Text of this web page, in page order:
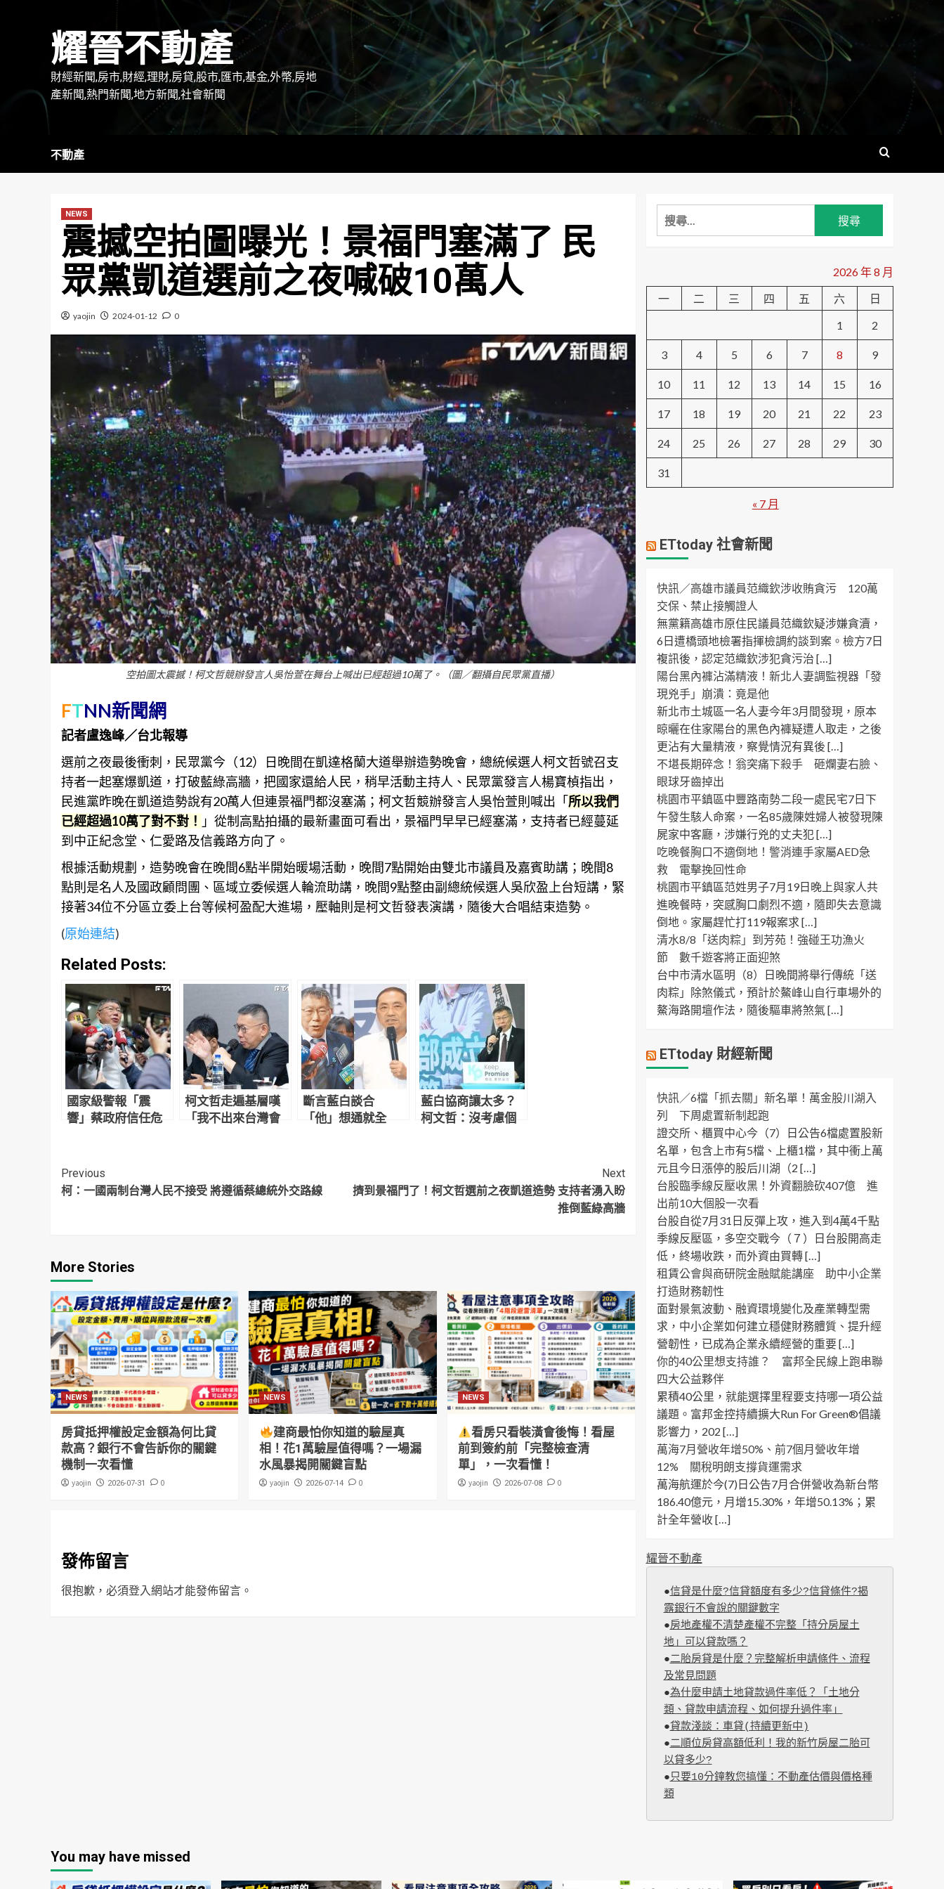
耀晉不動產
財經新聞,房市,財經,理財,房貸,股市,匯市,基金,外幣,房地
產新聞,熱門新聞,地方新聞,社會新聞
不動產
NEWS
震撼空拍圖曝光！景福門塞滿了 民
眾黨凱道選前之夜喊破10萬人
yaojin 2024-01-12 0
空拍圖太震撼！柯文哲競辦發言人吳怡萱在舞台上喊出已經超過10萬了。（圖／翻攝自民眾黨直播）
FTNN新聞網
記者盧逸峰／台北報導
選前之夜最後衝刺，民眾黨今（12）日晚間在凱達格蘭大道舉辦造勢晚會，總統候選人柯文哲號召支
持者一起塞爆凱道，打破藍綠高牆，把國家還給人民，稍早活動主持人、民眾黨發言人楊寶楨指出，
民進黨昨晚在凱道造勢說有20萬人但連景福門都沒塞滿；柯文哲競辦發言人吳怡萱則喊出「所以我們
已經超過10萬了對不對！ 」從制高點拍攝的最新畫面可看出，景福門早早已經塞滿，支持者已經蔓延
到中正紀念堂、仁愛路及信義路方向了。
根據活動規劃，造勢晚會在晚間6點半開始暖場活動，晚間7點開始由雙北市議員及嘉賓助講；晚間8
點則是名人及國政顧問團、區域立委候選人輪流助講，晚間9點整由副總統候選人吳欣盈上台短講，緊
接著34位不分區立委上台等候柯盈配大進場，壓軸則是柯文哲發表演講，隨後大合唱結束造勢。
(原始連結)
Related Posts:
國家級警報「震
響」蔡政府信任危
我害怕」
柯文哲走遍基層嘆
「我不出來台灣會
斷言藍白談合
「他」想通就全
藍白協商讓太多？
柯文哲：沒考慮個
Continue
Reading
Previous
柯：一國兩制台灣人民不接受 將遵循蔡總統外交路線
Next
擠到景福門了！柯文哲選前之夜凱道造勢 支持者湧入盼
推倒藍綠高牆
More Stories
NEWS
房貸抵押權設定金額為何比貸
款高？銀行不會告訴你的關鍵
機制一次看懂
yaojin 2026-07-31 0
NEWS
建商最怕你知道的驗屋真
相！花1萬驗屋值得嗎？一場漏
水風暴揭開關鍵盲點
yaojin 2026-07-14 0
NEWS
看房只看裝潢會後悔！看屋
前到簽約前「完整檢查清
單」，一次看懂！
yaojin 2026-07-08 0
發佈留言
很抱歉，必須登入網站才能發佈留言。
搜
尋
字:
2026 年 8 月
一
二 三 四 五 六
日
1
2
3 4 5 6 7 8 9
10 11 12 13 14 15 16
17 18 19 20 21 22 23
24 25 26 27 28 29 30
31
« 7 月
ETtoday 社會新聞
快訊／高雄市議員范織欽涉收賄貪污 120萬
交保、禁止接觸證人
無黨籍高雄市原住民議員范織欽疑涉嫌貪瀆，
6日遭橋頭地檢署指揮檢調約談到案。檢方7日
複訊後，認定范織欽涉犯貪污治 […]
陽台黑內褲沾滿精液！新北人妻調監視器「發
現兇手」崩潰：竟是他
新北市土城區一名人妻今年3月間發現，原本
晾曬在住家陽台的黑色內褲疑遭人取走，之後
更沾有大量精液，察覺情況有異後 […]
不堪長期碎念！翁突痛下殺手 砸爛妻右臉、
眼球牙齒掉出
桃園市平鎮區中豐路南勢二段一處民宅7日下
午發生駭人命案，一名85歲陳姓婦人被發現陳
屍家中客廳，涉嫌行兇的丈夫犯 […]
吃晚餐胸口不適倒地！警消連手家屬AED急
救 電擊挽回性命
桃園市平鎮區范姓男子7月19日晚上與家人共
進晚餐時，突感胸口劇烈不適，隨即失去意識
倒地。家屬趕忙打119報案求 […]
清水8/8「送肉粽」到芳苑！強碰王功漁火
節 數千遊客將正面迎煞
台中市清水區明（8）日晚間將舉行傳統「送
肉粽」除煞儀式，預計於鰲峰山自行車場外的
鰲海路開壇作法，隨後驅車將煞氣 […]
ETtoday 財經新聞
快訊／6檔「抓去關」新名單！萬金股川湖入
列 下周處置新制起跑
證交所、櫃買中心今（7）日公告6檔處置股新
名單，包含上市有5檔、上櫃1檔，其中衝上萬
元且今日漲停的股后川湖（2 […]
台股臨季線反壓收黑！外資翻臉砍407億 進
出前10大個股一次看
台股自從7月31日反彈上攻，進入到4萬4千點
季線反壓區，多空交戰今（７）日台股開高走
低，終場收跌，而外資由買轉 […]
租賃公會與商研院金融賦能講座 助中小企業
打造財務韌性
面對景氣波動、融資環境變化及產業轉型需
求，中小企業如何建立穩健財務體質、提升經
營韌性，已成為企業永續經營的重要 […]
你的40公里想支持誰？ 富邦全民線上跑串聯
四大公益夥伴
累積40公里，就能選擇里程要支持哪一項公益
議題。富邦金控持續擴大Run For Green®倡議
影響力，202 […]
萬海7月營收年增50%、前7個月營收年增
12% 關稅明朗支撐貨運需求
萬海航運於今(7)日公告7月合併營收為新台幣
186.40億元，月增15.30%，年增50.13%；累
計全年營收 […]
耀晉不動產
●信貸是什麼?信貸額度有多少?信貸條件?揭
露銀行不會說的關鍵數字
●房地產權不清楚產權不完整「持分房屋土
地」可以貸款嗎？
●二胎房貸是什麼？完整解析申請條件、流程
及常見問題
●為什麼申請土地貸款過件率低？「土地分
類、貸款申請流程、如何提升過件率」
●貸款淺談：車貸(持續更新中)
●二順位房貸高額低利！我的新竹房屋二胎可
以貸多少?
●只要10分鐘教您搞懂：不動產估價與價格種
類
You may have missed